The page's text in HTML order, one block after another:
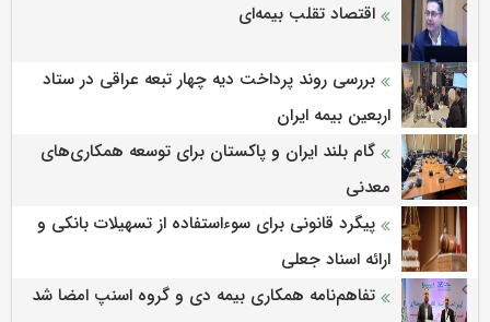
اقتصاد تقلب بیمه‌ای
بررسی روند پرداخت دیه چهار تبعه عراقی در ستاد
اربعین بیمه ایران
گام بلند ایران و پاکستان برای توسعه همکاری‌های
معدنی
پیگرد قانونی برای سوءاستفاده از تسهیلات بانکی و
ارائه اسناد جعلی
تفاهم‌نامه همکاری بیمه دی و گروه اسنپ امضا شد